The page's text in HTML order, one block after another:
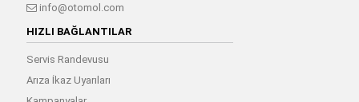
info@otomol.com
HIZLI BAĞLANTILAR
Servis Randevusu
Arıza İkaz Uyarıları